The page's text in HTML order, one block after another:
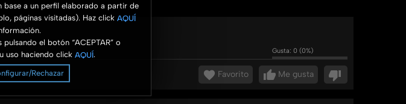
a un perfil elaborado a partir de
páginas visitadas). Haz click AQUÍ
el botón “ACEPTAR” o
uso haciendo click AQUÍ.
Rechazar
Gusta: 0 (0%)
Me gusta
Favorito